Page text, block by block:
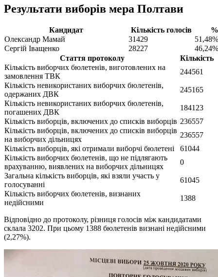
Результати виборів мера Полтави
Кандидат Кількість голосів
Олександр Мамай
31429
51,48%
Сергій Іващенко
28227
46,24%
Стаття протоколу
Кількість
Кількість виборчих бюлетенів, виготовлених на
замовлення ТВК
244561
Кількість невикористаних виборчих бюлетенів,
одержаних ДВК
245165
Кількість невикористаних виборчих бюлетенів,
погашених ДВК
184123
Кількість виборців, включених до списків виборців 236557
Кількість виборців, включених до списків виборців
на виборчих дільницях
236557
Кількість виборців, які отримали виборчі бюлетені
61044
Кількість виборчих бюлетенів, що не підлягають
врахуванню, виявлених на виборчих дільницях
0
Загальна кількість виборців, які взяли участь у
голосуванні
61045
Кількість виборчих бюлетенів, визнаних
недійсними
1388
Відповідно до протоколу, різниця голосів між кандидатами
склала 3202. При цьому 1388 бюлетенів визнані недійсними
(2,27%).